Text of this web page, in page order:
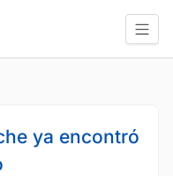
ya encontró